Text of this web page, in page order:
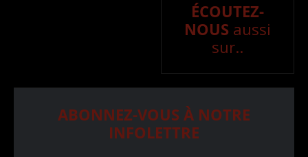
ÉCOUTEZ-
NOUS aussi
sur..
ABONNEZ-VOUS À NOTRE
INFOLETTRE